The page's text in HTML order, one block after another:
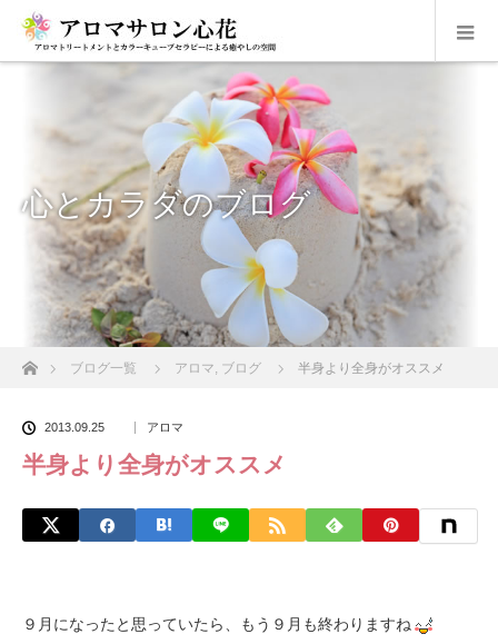
心とカラダのブログ
ホームブログ一覧 アロマ, ブログ 半身より全身がオススメ
2013.09.25 アロマ
半身より全身がオススメ
９月になったと思っていたら、もう９月も終わりますね